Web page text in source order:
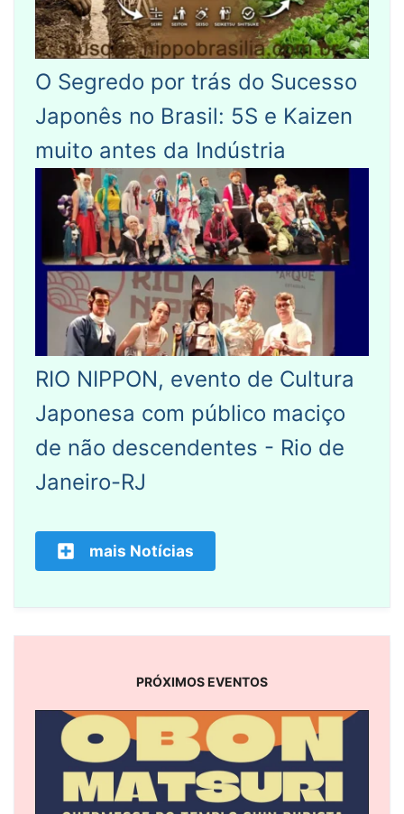
O Segredo por trás do Sucesso
Japonês no Brasil: 5S e Kaizen
muito antes da Indústria
RIO NIPPON, evento de Cultura
Japonesa com público maciço
de não descendentes - Rio de
Janeiro-RJ
mais Notícias
PRÓXIMOS EVENTOS